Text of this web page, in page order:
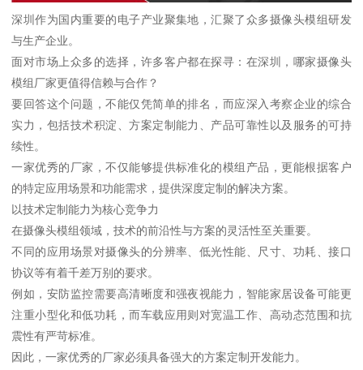
深圳作为国内重要的电子产业聚集地，汇聚了众多摄像头模组研发
与生产企业。
面对市场上众多的选择，许多客户都在探寻：在深圳，哪家摄像头
模组厂家更值得信赖与合作？
要回答这个问题，不能仅凭简单的排名，而应深入考察企业的综合
实力，包括技术积淀、方案定制能力、产品可靠性以及服务的可持
续性。
一家优秀的厂家，不仅能够提供标准化的模组产品，更能根据客户
的特定应用场景和功能需求，提供深度定制的解决方案。
以技术定制能力为核心竞争力
在摄像头模组领域，技术的前沿性与方案的灵活性至关重要。
不同的应用场景对摄像头的分辨率、低光性能、尺寸、功耗、接口
协议等有着千差万别的要求。
例如，安防监控需要高清晰度和强夜视能力，智能家居设备可能更
注重小型化和低功耗，而车载应用则对宽温工作、高动态范围和抗
震性有严苛标准。
因此，一家优秀的厂家必须具备强大的方案定制开发能力。